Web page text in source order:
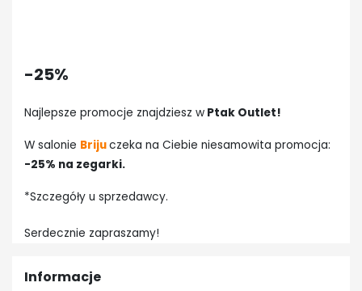
-25%
Najlepsze promocje znajdziesz w Ptak Outlet!
W salonie Brijuczeka na Ciebie niesamowita promocja:
-25% na zegarki.
*Szczegóły u sprzedawcy.
Serdecznie zapraszamy!
Informacje